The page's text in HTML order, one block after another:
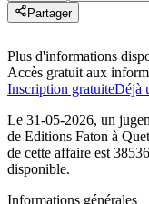
Partager
Plus d'informations
Accès gratuit aux
Inscription gratuiteDéjà
Le 31-05-2026, un
de Editions Faton à
de cette affaire est
disponible.
Informations générales